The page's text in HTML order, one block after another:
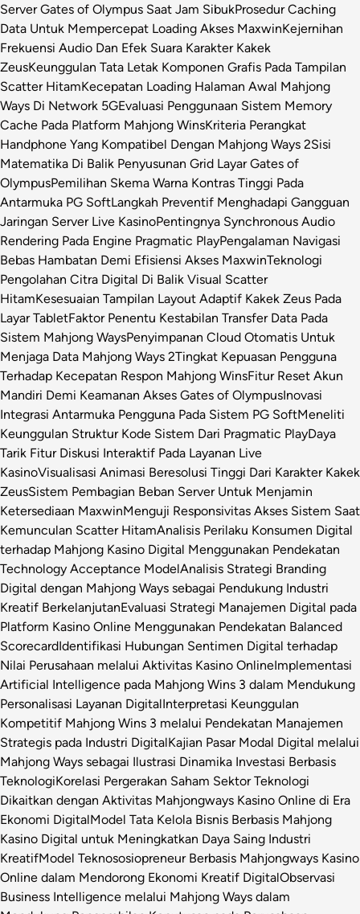
Server Gates of Olympus Saat Jam SibukProsedur Caching
Data Untuk Mempercepat Loading Akses MaxwinKejernihan
Frekuensi Audio Dan Efek Suara Karakter Kakek
ZeusKeunggulan Tata Letak Komponen Grafis Pada Tampilan
Scatter HitamKecepatan Loading Halaman Awal Mahjong
Ways Di Network 5GEvaluasi Penggunaan Sistem Memory
Cache Pada Platform Mahjong WinsKriteria Perangkat
Handphone Yang Kompatibel Dengan Mahjong Ways 2Sisi
Matematika Di Balik Penyusunan Grid Layar Gates of
OlympusPemilihan Skema Warna Kontras Tinggi Pada
Antarmuka PG SoftLangkah Preventif Menghadapi Gangguan
Jaringan Server Live KasinoPentingnya Synchronous Audio
Rendering Pada Engine Pragmatic PlayPengalaman Navigasi
Bebas Hambatan Demi Efisiensi Akses MaxwinTeknologi
Pengolahan Citra Digital Di Balik Visual Scatter
HitamKesesuaian Tampilan Layout Adaptif Kakek Zeus Pada
Layar TabletFaktor Penentu Kestabilan Transfer Data Pada
Sistem Mahjong WaysPenyimpanan Cloud Otomatis Untuk
Menjaga Data Mahjong Ways 2Tingkat Kepuasan Pengguna
Terhadap Kecepatan Respon Mahjong WinsFitur Reset Akun
Mandiri Demi Keamanan Akses Gates of OlympusInovasi
Integrasi Antarmuka Pengguna Pada Sistem PG SoftMeneliti
Keunggulan Struktur Kode Sistem Dari Pragmatic PlayDaya
Tarik Fitur Diskusi Interaktif Pada Layanan Live
KasinoVisualisasi Animasi Beresolusi Tinggi Dari Karakter Kakek
ZeusSistem Pembagian Beban Server Untuk Menjamin
Ketersediaan MaxwinMenguji Responsivitas Akses Sistem Saat
Kemunculan Scatter HitamAnalisis Perilaku Konsumen Digital
terhadap Mahjong Kasino Digital Menggunakan Pendekatan
Technology Acceptance ModelAnalisis Strategi Branding
Digital dengan Mahjong Ways sebagai Pendukung Industri
Kreatif BerkelanjutanEvaluasi Strategi Manajemen Digital pada
Platform Kasino Online Menggunakan Pendekatan Balanced
ScorecardIdentifikasi Hubungan Sentimen Digital terhadap
Nilai Perusahaan melalui Aktivitas Kasino OnlineImplementasi
Artificial Intelligence pada Mahjong Wins 3 dalam Mendukung
Personalisasi Layanan DigitalInterpretasi Keunggulan
Kompetitif Mahjong Wins 3 melalui Pendekatan Manajemen
Strategis pada Industri DigitalKajian Pasar Modal Digital melalui
Mahjong Ways sebagai Ilustrasi Dinamika Investasi Berbasis
TeknologiKorelasi Pergerakan Saham Sektor Teknologi
Dikaitkan dengan Aktivitas Mahjongways Kasino Online di Era
Ekonomi DigitalModel Tata Kelola Bisnis Berbasis Mahjong
Kasino Digital untuk Meningkatkan Daya Saing Industri
KreatifModel Teknososiopreneur Berbasis Mahjongways Kasino
Online dalam Mendorong Ekonomi Kreatif DigitalObservasi
Business Intelligence melalui Mahjong Ways dalam